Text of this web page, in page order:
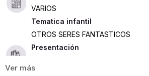
VARIOS
Tematica infantil
OTROS SERES FANTASTICOS
Presentación